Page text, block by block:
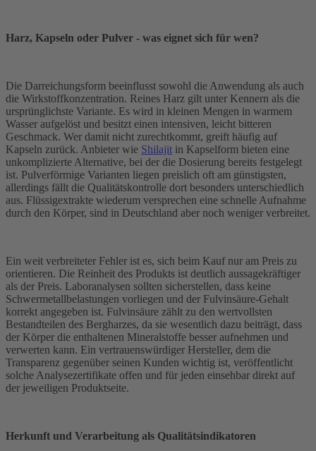
Harz, Kapseln oder Pulver - was eignet sich für wen?
Die Darreichungsform beeinflusst sowohl die Anwendung als auch
die Wirkstoffkonzentration. Reines Harz gilt unter Kennern als die
ursprünglichste Variante. Es wird in kleinen Mengen in warmem
Wasser aufgelöst und besitzt einen intensiven, leicht bitteren
Geschmack. Wer damit nicht zurechtkommt, greift häufig auf
Kapseln zurück. Anbieter wie Shilajit in Kapselform bieten eine
unkomplizierte Alternative, bei der die Dosierung bereits festgelegt
ist. Pulverförmige Varianten liegen preislich oft am günstigsten,
allerdings fällt die Qualitätskontrolle dort besonders unterschiedlich
aus. Flüssigextrakte wiederum versprechen eine schnelle Aufnahme
durch den Körper, sind in Deutschland aber noch weniger verbreitet.
Ein weit verbreiteter Fehler ist es, sich beim Kauf nur am Preis zu
orientieren. Die Reinheit des Produkts ist deutlich aussagekräftiger
als der Preis. Laboranalysen sollten sicherstellen, dass keine
Schwermetallbelastungen vorliegen und der Fulvinsäure-Gehalt
korrekt angegeben ist. Fulvinsäure zählt zu den wertvollsten
Bestandteilen des Bergharzes, da sie wesentlich dazu beiträgt, dass
der Körper die enthaltenen Mineralstoffe besser aufnehmen und
verwerten kann. Ein vertrauenswürdiger Hersteller, dem die
Transparenz gegenüber seinen Kunden wichtig ist, veröffentlicht
solche Analysezertifikate offen und für jeden einsehbar direkt auf
der jeweiligen Produktseite.
Herkunft und Verarbeitung als Qualitätsindikatoren